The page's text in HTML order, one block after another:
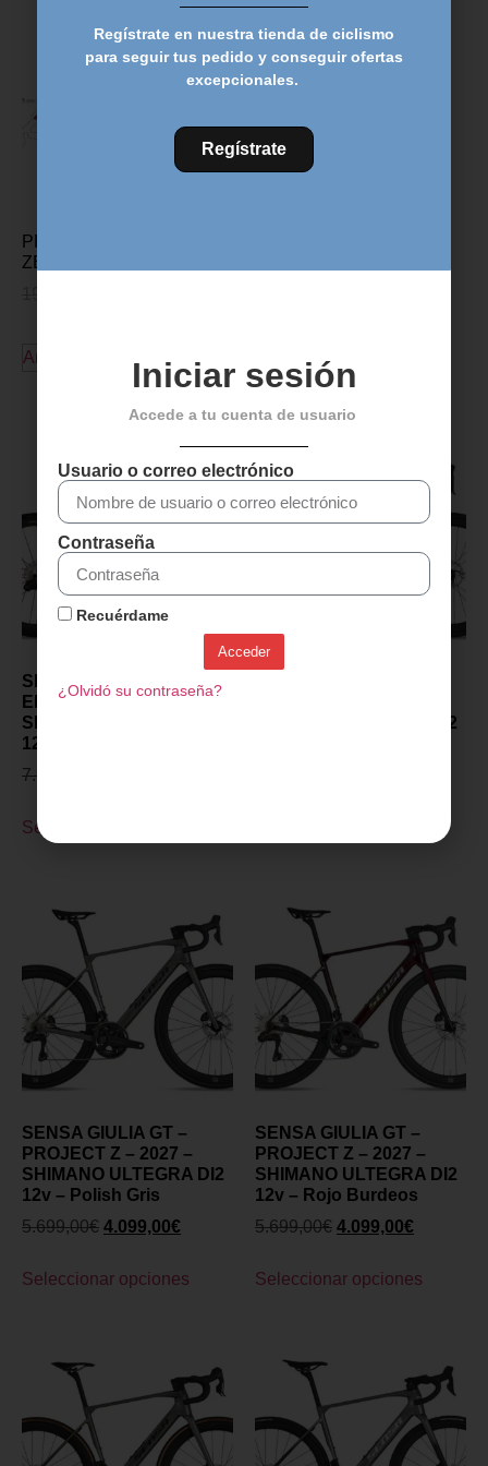
PROTECCION CUADRO
ZEFAL SKIN AMOR – M
Añadir al carrito
SENSA GIULIA GT – RAW
EDITION – 2027 –
SHIMANO ULTEGRA DI2
12v – PRISM AURORA
7.649,00
Seleccionar opciones
SHIMANO ULTEGRA DI2
SENSA GIULIA GT –
PROJECT Z – 2027 –
SHIMANO ULTEGRA DI2
12v – Polish Gris
5.699,00€ 4.099,00€
Seleccionar opciones
SENSA GIULIA GT –
PROJECT Z – 2027 –
SHIMANO ULTEGRA DI2
12v – Rojo Burdeos
5.699,00€ 4.099,00€
Seleccionar opciones
Regístrate en nuestra tienda de ciclismo
para seguir tus pedido y conseguir ofertas
excepcionales.
Regístrate
Iniciar sesión
Accede a tu cuenta de usuario
Usuario o correo electrónico
Contraseña
Recuérdame
Acceder
¿Olvidó su contraseña?